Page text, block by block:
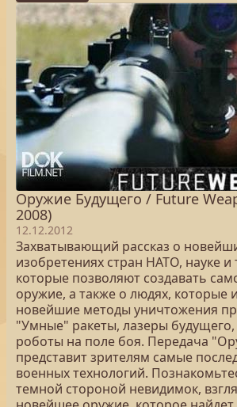
Оружие Будущего / Future
2008)
12.12.2012
Захватывающий рассказ о
изобретениях стран НАТО, науке и
которые позволяют создавать
оружие, а также о людях, которые
новейшие методы уничтожения
"Умные" ракеты, лазеры
роботы на поле боя. Передача
представит зрителям самые
военных технологий.
темной стороной невидимок,